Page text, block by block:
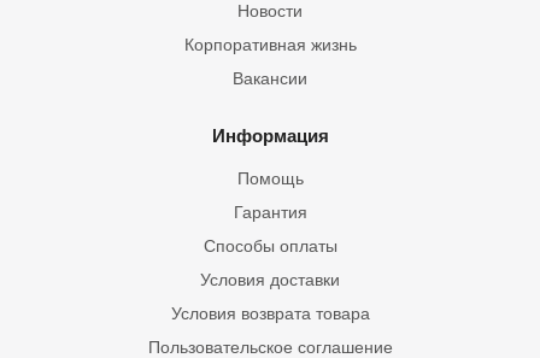
Новости
Корпоративная жизнь
Вакансии
Информация
Помощь
Гарантия
Способы оплаты
Условия доставки
Условия возврата товара
Пользовательское соглашение